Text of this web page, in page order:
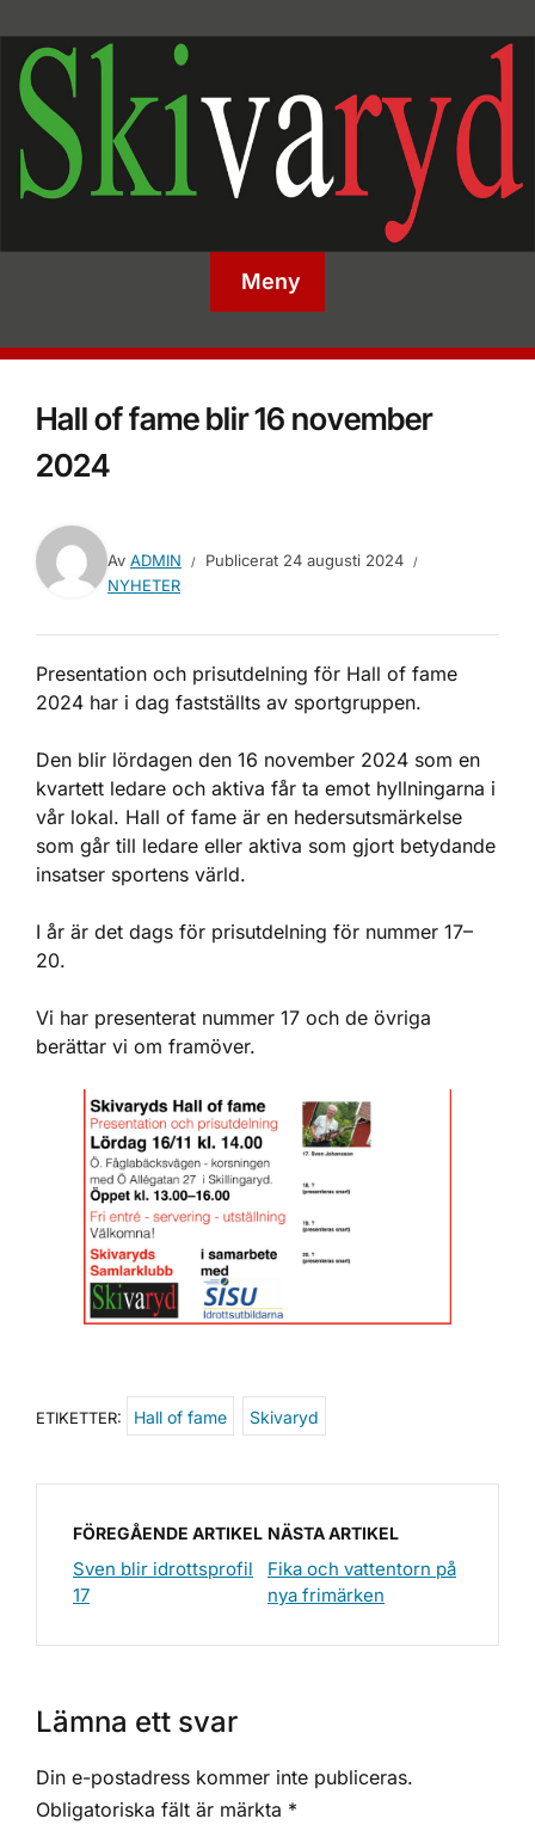
Meny
Hall of fame blir 16 november
2024
Av ADMIN Publicerat 24 augusti 2024
NYHETER
Presentation och prisutdelning för Hall of fame
2024 har i dag fastställts av sportgruppen.
Den blir lördagen den 16 november 2024 som en
kvartett ledare och aktiva får ta emot hyllningarna i
vår lokal. Hall of fame är en hedersutsmärkelse
som går till ledare eller aktiva som gjort betydande
insatser sportens värld.
I år är det dags för prisutdelning för nummer 17–
20.
Vi har presenterat nummer 17 och de övriga
berättar vi om framöver.
ETIKETTER: Hall of fame Skivaryd
FÖREGÅENDE ARTIKEL
Sven blir idrottsprofil
17
NÄSTA ARTIKEL
Fika och vattentorn på
nya frimärken
Lämna ett svar
Din e-postadress kommer inte publiceras.
Obligatoriska fält är märkta *